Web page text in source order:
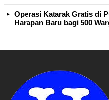
Operasi Katarak Gratis di
Harapan Baru bagi 500